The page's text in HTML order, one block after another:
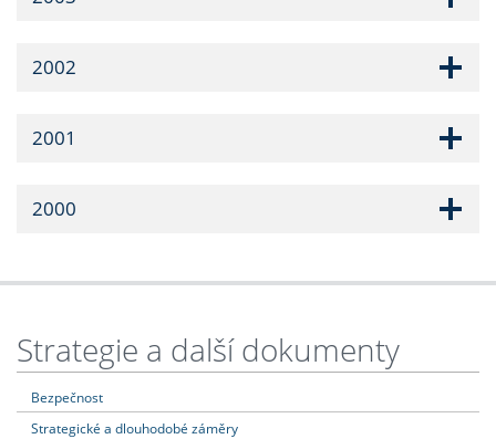
2002
2001
2000
Strategie a další dokumenty
Bezpečnost
Strategické a dlouhodobé záměry